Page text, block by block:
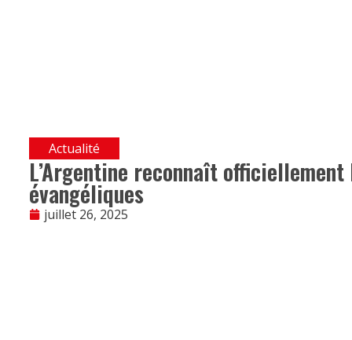
Actualité
L’Argentine reconnaît
évangéliques
juillet 26, 2025